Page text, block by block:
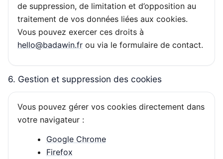
de suppression, de limitation et d’opposition au
traitement de vos données liées aux cookies.
Vous pouvez exercer ces droits à
hello@badawin.fr ou via le formulaire de contact.
6. Gestion et suppression des cookies
Vous pouvez gérer vos cookies directement dans
votre navigateur :
Google Chrome
Firefox